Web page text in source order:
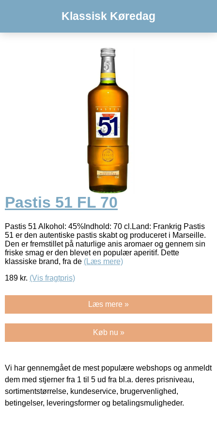
Klassisk Køredag
Pastis 51 FL 70
Pastis 51 Alkohol: 45%Indhold: 70 cl.Land: Frankrig Pastis
51 er den autentiske pastis skabt og produceret i Marseille.
Den er fremstillet på naturlige anis aromaer og gennem sin
friske smag er den blevet en populær aperitif. Dette
klassiske brand, fra de (Læs mere)
189 kr. (Vis fragtpris)
Læs mere »
Køb nu »
Vi har gennemgået de mest populære webshops og anmeldt
dem med stjerner fra 1 til 5 ud fra bl.a. deres prisniveau,
sortimentstørrelse, kundeservice, brugervenlighed,
betingelser, leveringsformer og betalingsmuligheder.